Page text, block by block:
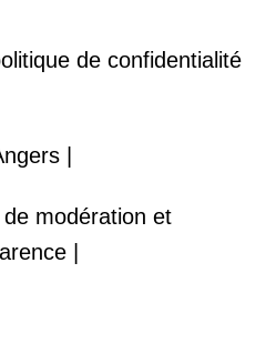
de confidentialité
|
de modération et
|